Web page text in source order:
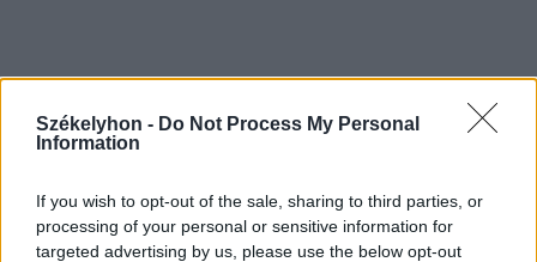
Székelyhon - Do Not Process My Personal
Information
If you wish to opt-out of the sale, sharing to third parties, or
processing of your personal or sensitive information for
targeted advertising by us, please use the below opt-out